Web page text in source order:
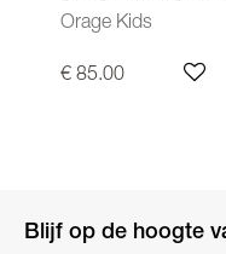
met zirconium
Orage Kids
€ 85.00
Blijf op de hoogte